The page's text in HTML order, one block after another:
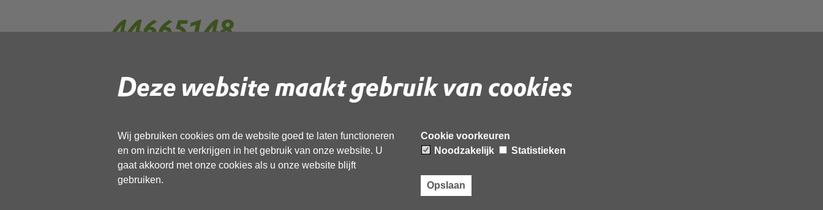
Deze website maakt gebruik van cookies
Wij gebruiken cookies om de website goed te laten functioneren
en om inzicht te verkrijgen in het gebruik van onze website. U
gaat akkoord met onze cookies als u onze website blijft
gebruiken.
Cookie voorkeuren
Noodzakelijk
Statistieken
Opslaan
44665148
Gebruik de onderstaande link om het document te downloaden.
Deel deze pagina